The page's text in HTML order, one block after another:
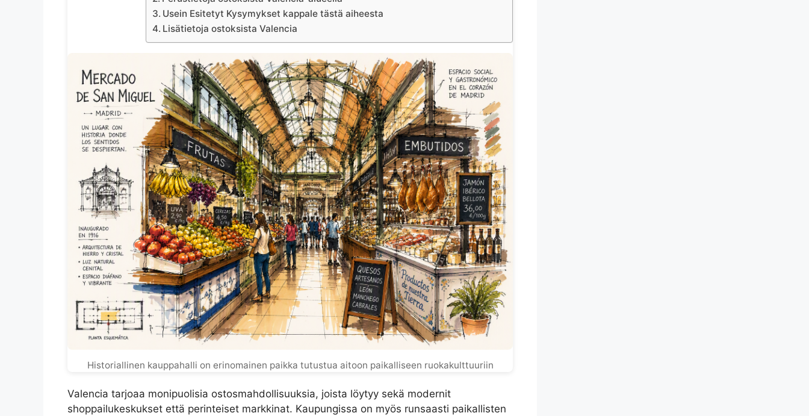
Usein Esitetyt Kysymykset kappale tästä aiheesta
Lisätietoja ostoksista Valencia
Historiallinen kauppahalli on erinomainen paikka tutustua aitoon paikalliseen ruokakulttuuriin
Valencia tarjoaa monipuolisia ostosmahdollisuuksia, joista löytyy sekä modernit
shoppailukeskukset että perinteiset markkinat. Kaupungissa on myös runsaasti paikallisten